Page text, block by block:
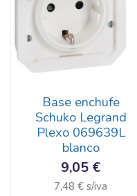
Base enchufe
Schuko Legrand
Plexo 069639L
blanco
9,05 €
7,48 € s/iva